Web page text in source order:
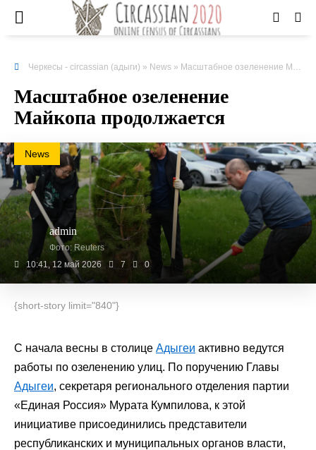
Черкесы - circassian (адыги) » News » Масштабное озеленение Майкопа продолжается
Масштабное озеленение
Майкопа продолжается
News
admin
Фото: Reuters
10:41, 12 май 2026
7 0
{short-story limit="840"}
С начала весны в столице Адыгеи активно ведутся
работы по озеленению улиц. По поручению Главы
Адыгеи, секретаря регионального отделения партии
«Единая Россия» Мурата Кумпилова, к этой
инициативе присоединились представители
республиканских и муниципальных органов власти,